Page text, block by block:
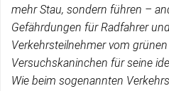
mehr Stau, sondern führen –
Gefährdungen für Radfahrer
Verkehrsteilnehmer vom
Versuchskaninchen für seine
Wie beim sogenannten